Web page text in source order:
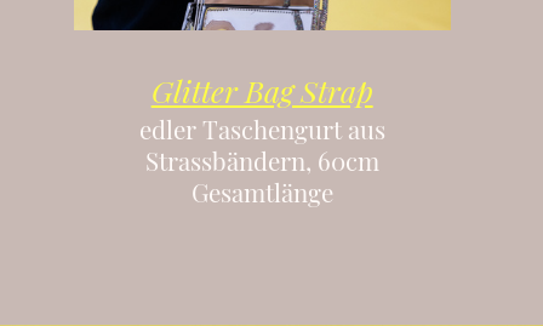
Glitter Bag Strap
edler Taschengurt aus
Strassbändern, 60cm
Gesamtlänge